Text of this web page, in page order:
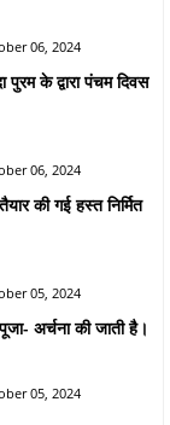
06, 2024
के द्वारा पंचम दिवस
06, 2024
की गई हस्त निर्मित
05, 2024
अर्चना की जाती है।
05, 2024